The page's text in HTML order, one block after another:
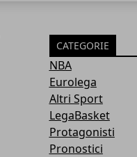
CATEGORIE
NBA
Eurolega
Altri Sport
LegaBasket
Protagonisti
Pronostici